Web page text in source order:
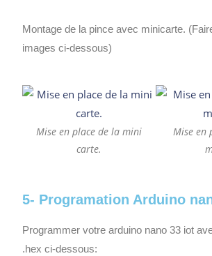
Montage de la pince avec minicarte.
images ci-dessous)
Mise en place de la mini
carte.
Mise en
5- Programation Arduino
Programmer votre arduino nano 33 iot
.hex ci-dessous: